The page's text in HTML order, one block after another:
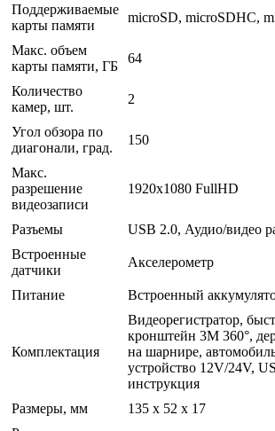
Поддерживаемые
карты памяти
microSD, microSDHC,
Макс. объем
карты памяти, ГБ
64
Количество
камер, шт.
2
Угол обзора по
диагонали, град.
150
Макс.
разрешение
видеозаписи
1920x1080 FullHD
Разъемы
USB 2.0, Аудио/видео
Встроенные
датчики
Акселерометр
Питание Встроенный
Комплектация
Видеорегистратор,
кронштейн 3М 360°,
на шарнире,
устройство 12V/24V,
инструкция
Размеры, мм
135 x 52 x 17